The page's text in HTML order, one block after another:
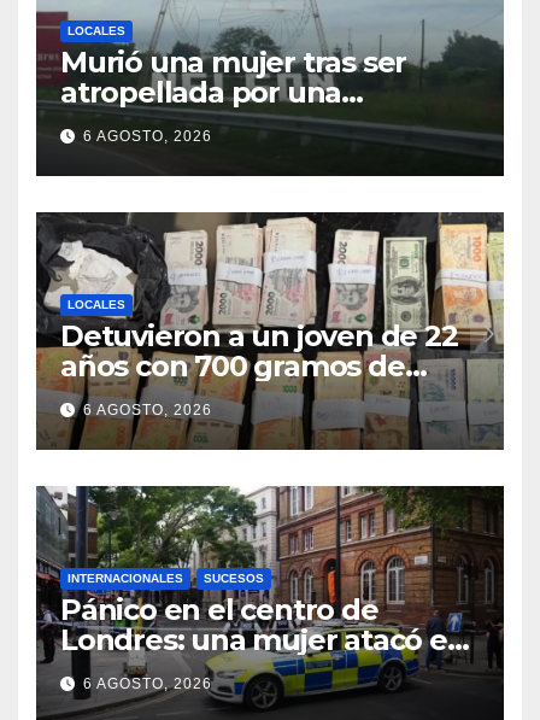
LOCALES
Murió una mujer tras ser
atropellada por una
motocicleta en Nelson
6 AGOSTO, 2026
LOCALES
Detuvieron a un joven de 22
años con 700 gramos de
cocaína
6 AGOSTO, 2026
INTERNACIONALES SUCESOS
Pánico en el centro de
Londres: una mujer atacó e
hirió con unas tijeras a cuatro
hombres
6 AGOSTO, 2026